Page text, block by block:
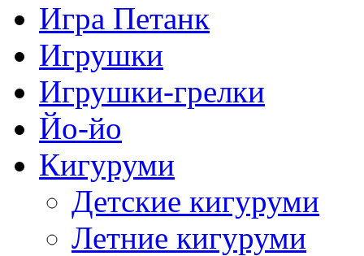
Игра Петанк
Игрушки
Игрушки-грелки
Йо-йо
Кигуруми
Детские кигуруми
Летние кигуруми